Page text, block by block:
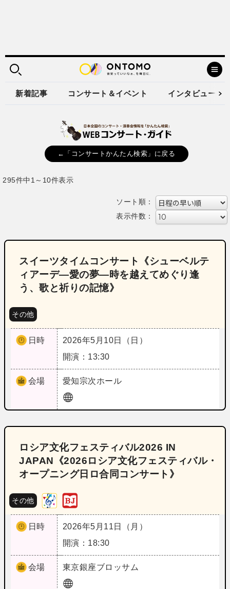
新着記事 コンサート＆イベント インタビュー
←「コンサートかんたん検索」に戻る
295件中1～10件表示
ソート順：
表示件数：
スイーツタイムコンサート《シューベルテ
ィアーデ―愛の夢―時を越えてめぐり逢
う、歌と祈りの記憶》
その他
日時
2026年5月10日（日）
開演：13:30
会場 愛知宗次ホール
ロシア文化フェスティバル2026 IN
JAPAN《2026ロシア文化フェスティバル・
オープニング日ロ合同コンサート》
その他
日時
2026年5月11日（月）
開演：18:30
会場 東京銀座ブロッサム